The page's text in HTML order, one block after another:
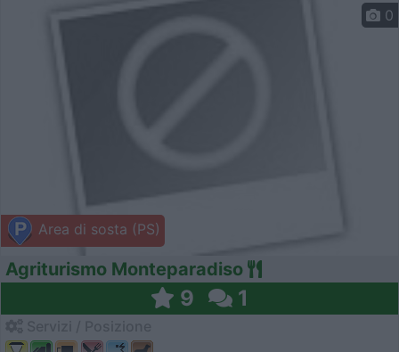
Area di sosta (PS)
0
Agriturismo Monteparadiso
9 1